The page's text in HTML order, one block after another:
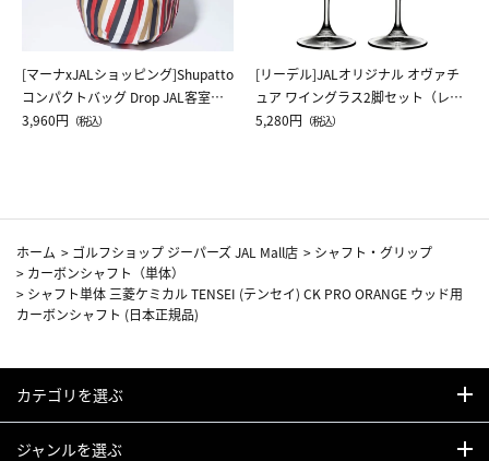
[マーナxJALショッピング]Shupatto
コンパクトバッグ Drop JAL客室乗
務員（LC）スカーフ柄
3,960円 （税込）
[リーデル]JALオリジナル オヴァチ
ュア ワイングラス2脚セット（レッ
ドワイン）
5,280円 （税込）
ホーム > ゴルフショップ ジーパーズ JAL Mall店 > シャフト・グリップ
> カーボンシャフト（単体）
> シャフト単体 三菱ケミカル TENSEI (テンセイ) CK PRO ORANGE ウッド用
カーボンシャフト (日本正規品)
カテゴリを選ぶ
ジャンルを選ぶ